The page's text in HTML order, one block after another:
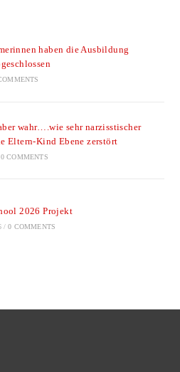
haben die Ausbildung
wahr….wie sehr narzisstischer
Eltern-Kind Ebene zerstört
0 COMMENTS
2026 Projekt
/ 0 COMMENTS